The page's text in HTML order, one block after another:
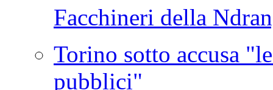
Facchineri della
Torino sotto accusa
pubblici"